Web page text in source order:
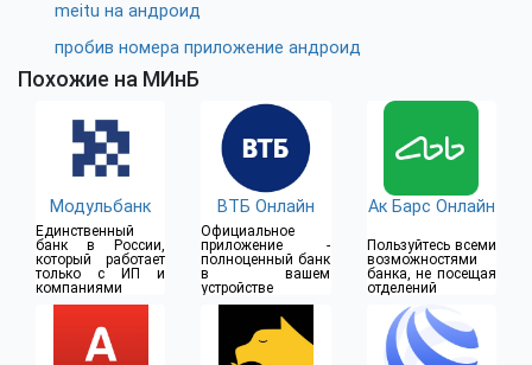
meitu на андроид
пробив номера приложение андроид
Похожие на МИнБ
Модульбанк
Единственный
банк в России,
который работает
только с ИП и
компаниями
ВТБ Онлайн
Официальное
приложение -
полноценный банк
в вашем
устройстве
Ак Барс Онлайн
Пользуйтесь всеми
возможностями
банка, не посещая
отделений